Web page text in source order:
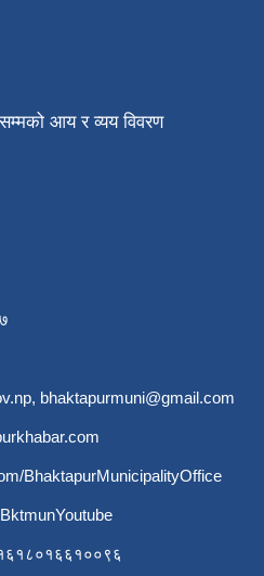
आय र व्यय विवरण
, bhaktapurmuni@gmail.com
BhaktapurMunicipalityOffice
१६१८०१६६१००९६